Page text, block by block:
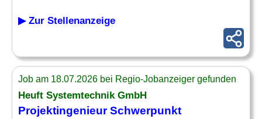
▶ Zur Stellenanzeige
Job am 18.07.2026 bei Regio-Jobanzeiger gefunden
Heuft Systemtechnik GmbH
Projektingenieur Schwerpunkt